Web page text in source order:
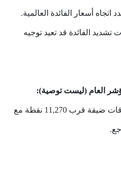
اتجاه أسعار الفائدة العالمية.
تشديد الفائدة قد تعيد توجيه
العام (ليست توصية):
المؤشر العام يتداول ضمن نطاقات ضيقة قرب 11,270 نقطة مع